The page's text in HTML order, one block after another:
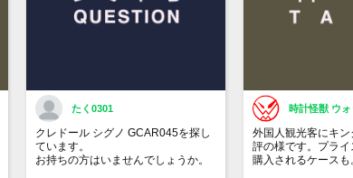
たく0301
クレドール シグノ GCAR045を探し
ています。
お持ちの方はいませんでしょうか。
時計怪獣 ウ
外国人観光客にキ
評の様です。プラ
購入されるケースも